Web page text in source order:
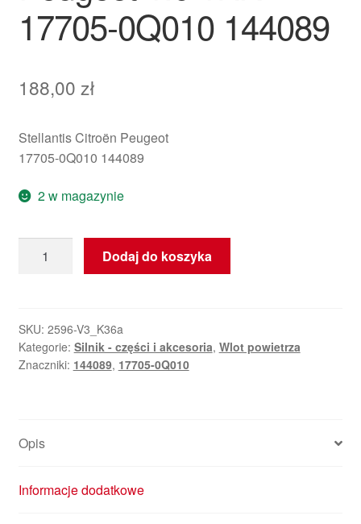
17705-0Q010 144089
188,00 zł
Stellantis Citroën Peugeot
17705-0Q010 144089
2 w magazynie
Układ
Citroën
Peugeot
1.0
144089
Dodaj do koszyka
SKU: 2596-V3_K36a
Kategorie: Silnik - części i akcesoria, Wlot powietrza
Znaczniki: 144089, 17705-0Q010
Opis
Informacje dodatkowe